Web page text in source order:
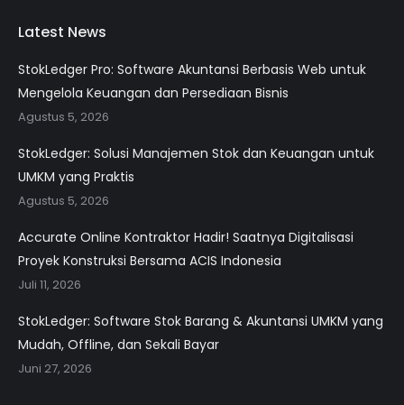
Latest News
StokLedger Pro: Software Akuntansi Berbasis Web untuk
Mengelola Keuangan dan Persediaan Bisnis
Agustus 5, 2026
StokLedger: Solusi Manajemen Stok dan Keuangan untuk
UMKM yang Praktis
Agustus 5, 2026
Accurate Online Kontraktor Hadir! Saatnya Digitalisasi
Proyek Konstruksi Bersama ACIS Indonesia
Juli 11, 2026
StokLedger: Software Stok Barang & Akuntansi UMKM yang
Mudah, Offline, dan Sekali Bayar
Juni 27, 2026